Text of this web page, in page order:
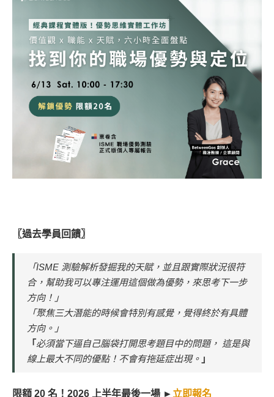
〖過去學員回饋〗
「ISME 測驗解析發掘我的天賦，並且跟實際狀況很符
合，幫助我可以專注運用這個做為優勢，來思考下一步
方向！」
「聚焦三大潛能的時候會特別有感覺，覺得終於有具體
方向。」
「 必須當下逼自己腦袋打開思考題目中的問題， 這是與
線上最大不同的優點！不會有拖延症出現。 」
限額 20 名！2026 上半年最後一場 ► 立即報名